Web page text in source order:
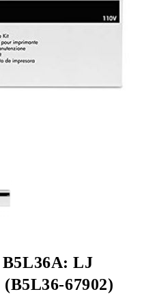
LJ
67902)